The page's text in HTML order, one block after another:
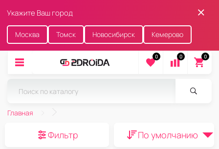
Укажите Ваш город
Москва Томск Новосибирск Кемерово
0 0 0
Главная
Фильтр По умолчанию